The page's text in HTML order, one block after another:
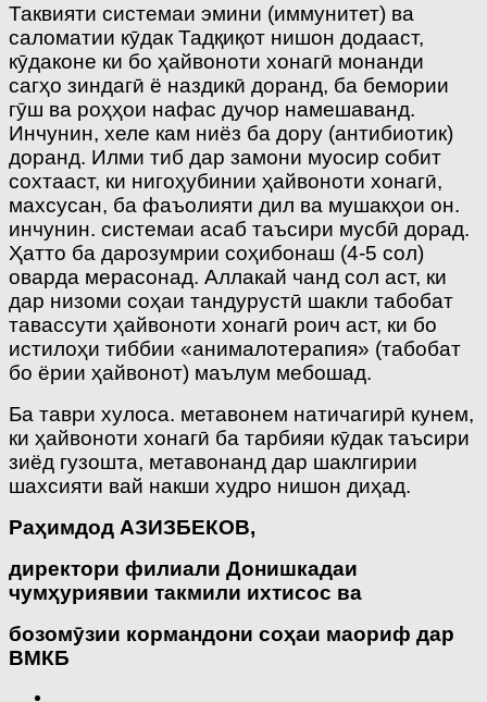
Таквияти системаи эмини (иммунитет) ва
саломатии кӯдак Тадқиқот нишон додааст,
кӯдаконе ки бо ҳайвоноти хонагӣ монанди
сагҳо зиндагӣ ё наздикӣ доранд, ба бемории
гӯш ва роҳҳои нафас дучор намешаванд.
Инчунин, хеле кам ниёз ба дору (антибиотик)
доранд. Илми тиб дар замони муосир собит
сохтааст, ки нигоҳубинии ҳайвоноти хонагӣ,
махсусан, ба фаъолияти дил ва мушакҳои он.
инчунин. системаи асаб таъсири мусбӣ дорад.
Ҳатто ба дарозумрии соҳибонаш (4-5 сол)
оварда мерасонад. Аллакай чанд сол аст, ки
дар низоми соҳаи тандурустӣ шакли табобат
тавассути ҳайвоноти хонагӣ роич аст, ки бо
истилоҳи тиббии «анималотерапия» (табобат
бо ёрии ҳайвонот) маълум мебошад.
Ба таври хулоса. метавонем натичагирӣ кунем,
ки ҳайвоноти хонагӣ ба тарбияи кӯдак таъсири
зиёд гузошта, метавонанд дар шаклгирии
шахсияти вай накши худро нишон диҳад.
Раҳимдод АЗИЗБЕКОВ,
директори филиали Донишкадаи
чумҳуриявии такмили ихтисос ва
бозомӯзии кормандони соҳаи маориф дар
ВМКБ